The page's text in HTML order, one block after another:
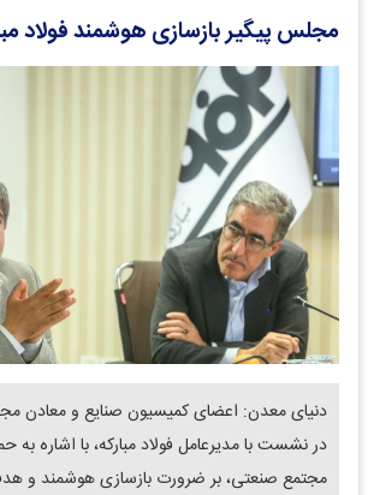
مجلس پیگیر بازسازی هوشمند فولاد
دنیای معدن: اعضای کمیسیون صنایع و معادن
در نشست با مدیرعامل فولاد مبارکه، با اشاره به
مجتمع صنعتی، بر ضرورت بازسازی هوشمند و